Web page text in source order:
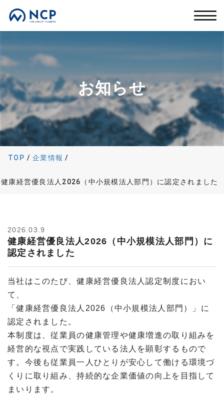
お知らせ
TOP / 企業情報 /
健康経営優良法人2026（中小規模法人部門）に認定されました
2026.03.9
健康経営優良法人2026（中小規模法人部門）に
認定されました
当社はこのたび、健康経営優良法人認定制度におい
て、
「健康経営優良法人2026（中小規模法人部門）」に
認定されました。
本制度は、従業員の健康管理や健康増進の取り組みを
経営的な視点で実践している法人を顕彰するもので
す。今後も従業員一人ひとりが安心して働ける環境づ
くりに取り組み、持続的な企業価値の向上を目指して
まいります。